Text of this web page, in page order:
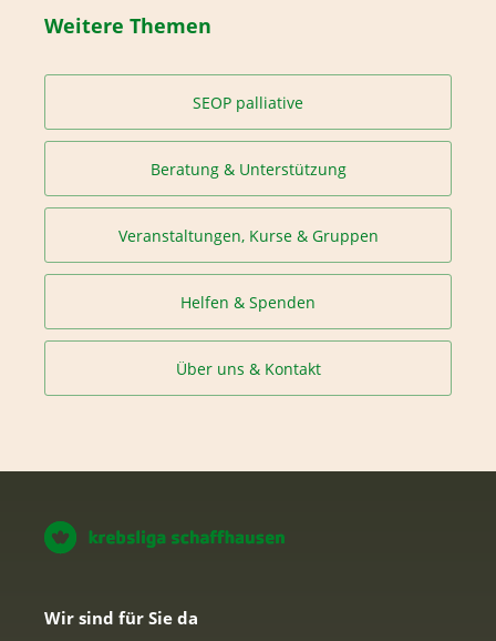
Weitere Themen
SEOP palliative
Beratung & Unterstützung
Veranstaltungen, Kurse & Gruppen
Helfen & Spenden
Über uns & Kontakt
Wir sind für Sie da